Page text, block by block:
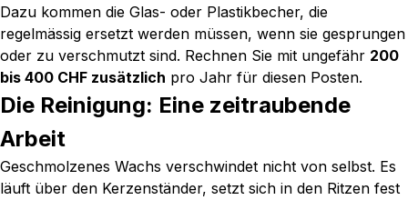
Dazu kommen die Glas- oder Plastikbecher, die
regelmässig ersetzt werden müssen, wenn sie gesprungen
oder zu verschmutzt sind. Rechnen Sie mit ungefähr 200
bis 400 CHF zusätzlich pro Jahr für diesen Posten.
Die Reinigung: Eine zeitraubende
Arbeit
Geschmolzenes Wachs verschwindet nicht von selbst. Es
läuft über den Kerzenständer, setzt sich in den Ritzen fest